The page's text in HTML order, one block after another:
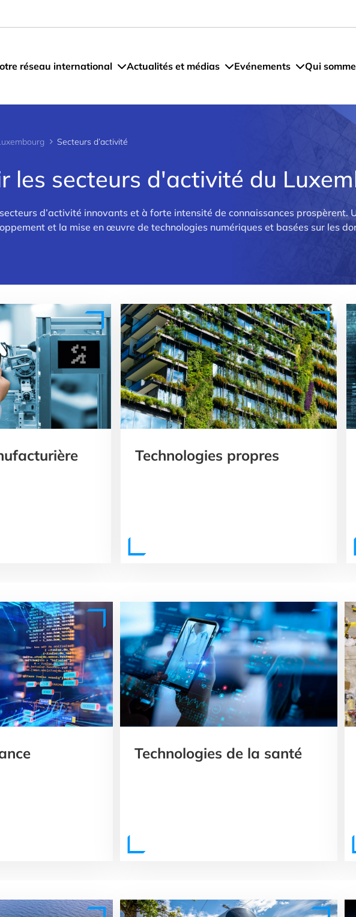
réseau international Actualités et médias Evénements Qui
Secteurs d’activité
les secteurs d'activité du
d’activité innovants et à forte intensité de connaissances prospèrent.
et la mise en œuvre de technologies numériques et basées sur les
Technologies propres
Technologies de la santé